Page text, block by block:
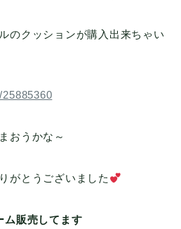
のクッションが購入出来ちゃい
おうかな～
がとうございました
ム販売してます